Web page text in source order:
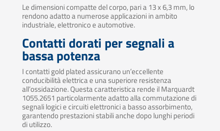
Le dimensioni compatte del corpo, pari a 13 x 6,3 mm, lo
rendono adatto a numerose applicazioni in ambito
industriale, elettronico e automotive.
Contatti dorati per segnali a
bassa potenza
I contatti gold plated assicurano un’eccellente
conducibilità elettrica e una superiore resistenza
all’ossidazione. Questa caratteristica rende il Marquardt
1055.2651 particolarmente adatto alla commutazione di
segnali logici e circuiti elettronici a basso assorbimento,
garantendo prestazioni stabili anche dopo lunghi periodi
di utilizzo.